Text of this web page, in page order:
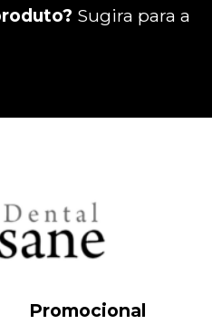
Sugira para a
Promocional